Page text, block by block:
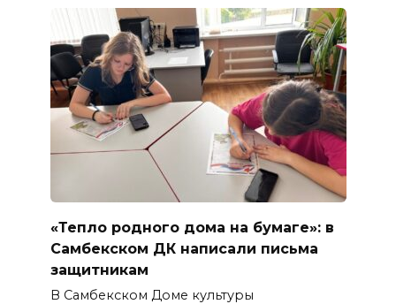
«Тепло родного дома на бумаге»: в
Самбекском ДК написали письма
защитникам
В Самбекском Доме культуры